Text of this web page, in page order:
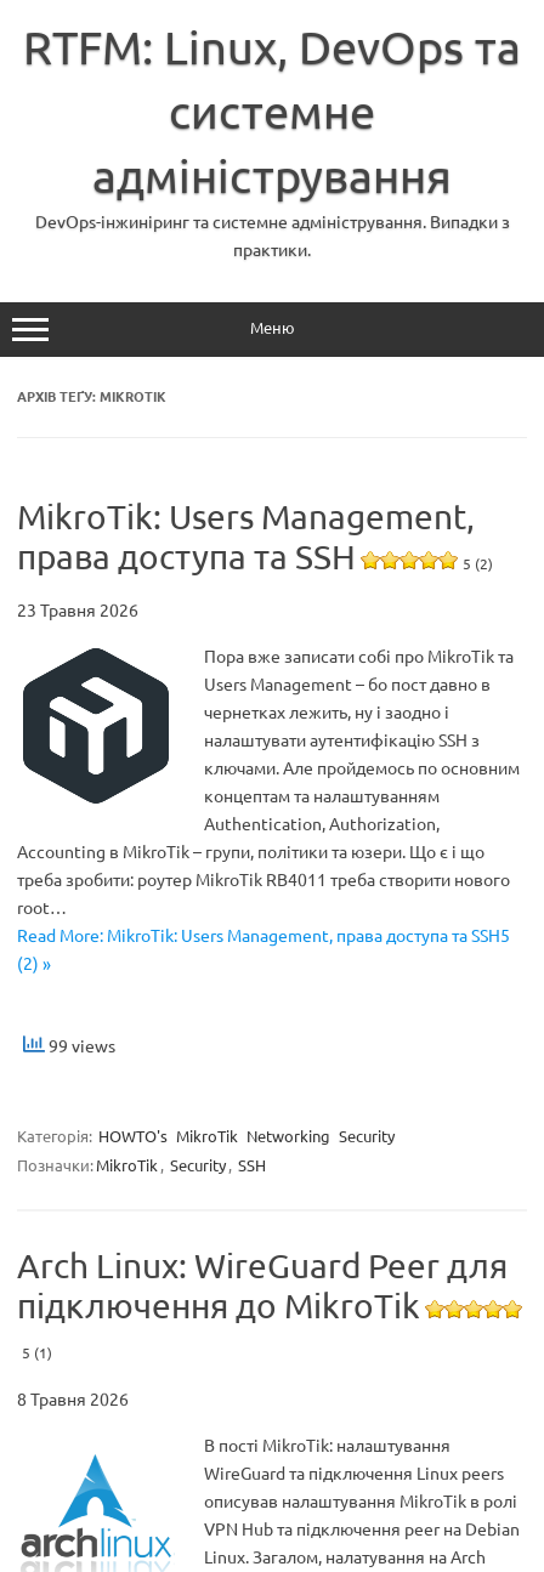
вмістуRTFM: Linux, DevOps та
системне
адміністрування
DevOps-інжиніринг та системне адміністрування. Випадки з
практики.
Меню
АРХІВ ТЕҐУ:MIKROTIK
MikroTik: Users Management,
права доступа та SSH
5 (2)
23 Травня 2026
Пора вже записати собі про MikroTik та
Users Management – бо пост давно в
чернетках лежить, ну і заодно і
налаштувати аутентифікацію SSH з
ключами. Але пройдемось по основним
концептам та налаштуванням
Authentication, Authorization,
Accounting в MikroTik – групи, політики та юзери. Що є і що
треба зробити: роутер MikroTik RB4011 треба створити нового
root…
Read More: MikroTik: Users Management, права доступа та SSH5
(2) »
99 views
Категорія: HOWTO's MikroTik Networking Security
Позначки:MikroTik , Security, SSH
Arch Linux: WireGuard Peer для
підключення до MikroTik
5 (1)
8 Травня 2026
В пості MikroTik: налаштування
WireGuard та підключення Linux peers
описував налаштування MikroTik в ролі
VPN Hub та підключення peer на Debian
Linux. Загалом, налатування на Arch